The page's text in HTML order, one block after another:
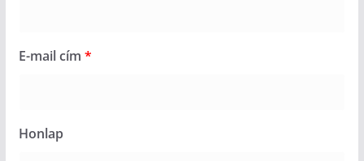
E-mail cím *
Honlap